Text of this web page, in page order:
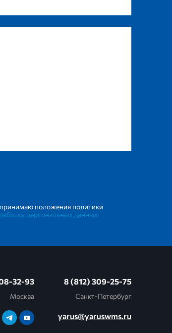
положения политики
персональных данных
32-93
Москва
8 (812) 309-25-75
Санкт-Петербург
yarus@yaruswms.ru